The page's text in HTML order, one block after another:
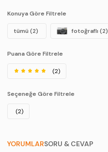
Konuya Göre Filtrele
tümü (2) fotoğraflı (2)
Puana Göre Filtrele
(2)
Seçeneğe Göre Filtrele
(2)
YORUMLARSORU & CEVAP